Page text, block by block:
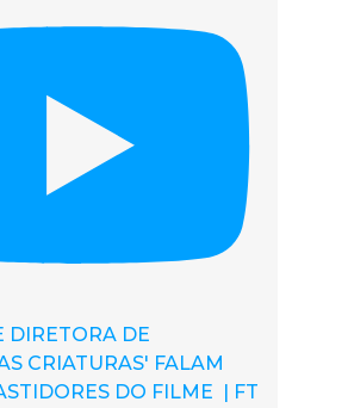
DIRETORA DE
CRIATURAS' FALAM
DO FILME | FT